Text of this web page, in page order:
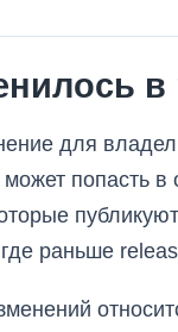
в
для
может попасть
раньше